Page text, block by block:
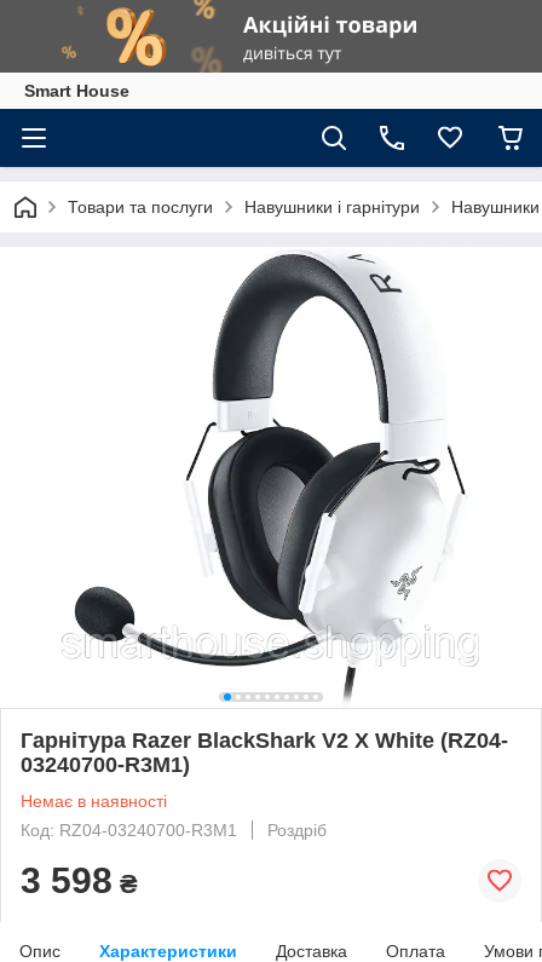
Smart House
Товари та послуги Навушники і гарнітури Навушники
Гарнітура Razer BlackShark V2 X White (RZ04-
03240700-R3M1)
Немає в наявності
Код: RZ04-03240700-R3M1
Роздріб
3 598 ₴
Опис Характеристики Доставка Оплата Умови